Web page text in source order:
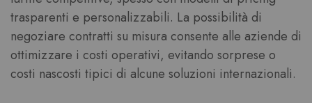
trasparenti e personalizzabili. La possibilità di
negoziare contratti su misura consente alle aziende di
ottimizzare i costi operativi, evitando sorprese o
costi nascosti tipici di alcune soluzioni internazionali.